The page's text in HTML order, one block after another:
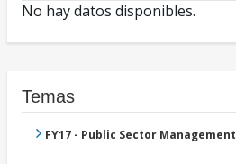
No hay datos disponibles.
Temas
FY17 - Public Sector Management